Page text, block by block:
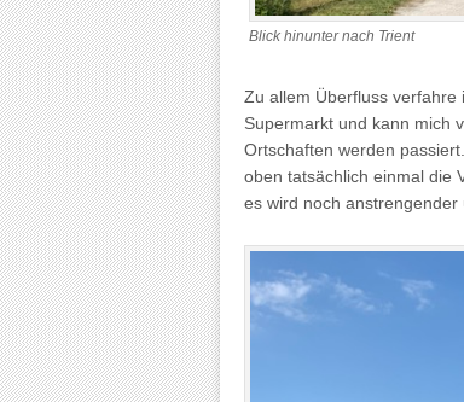
Blick hinunter nach Trient
Zu allem Überfluss
Supermarkt und kann mich
Ortschaften werden
oben tatsächlich einmal die
es wird noch anstrengender